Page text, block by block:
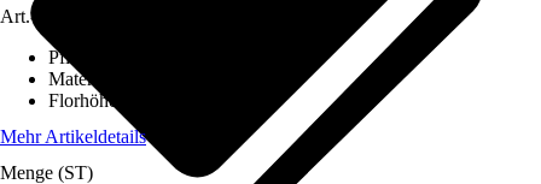
Art.-Nr.
Pflegehinweis
Material
Florhöhe (ca.)
Mehr Artikeldetails
Menge (ST)